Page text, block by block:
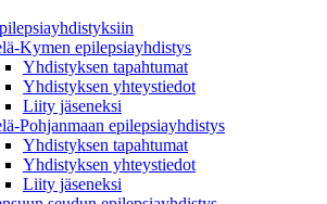
Kymen epilepsiayhdistys
Yhdistyksen tapahtumat
Yhdistyksen yhteystiedot
Liity jäseneksi
Pohjanmaan epilepsiayhdistys
Yhdistyksen tapahtumat
Yhdistyksen yhteystiedot
Liity jäseneksi